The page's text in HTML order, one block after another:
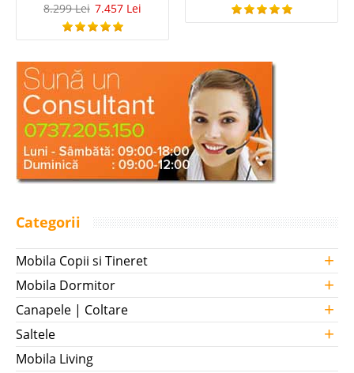
8.299 Lei 7.457 Lei
Categorii
Mobila Copii si Tineret +
Mobila Dormitor +
Canapele | Coltare +
Saltele +
Mobila Living